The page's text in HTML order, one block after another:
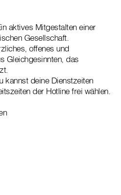
aktives Mitgestalten einer
Gesellschaft.
offenes und
Gleichgesinnten, das
kannst deine Dienstzeiten
der Hotline frei wählen.